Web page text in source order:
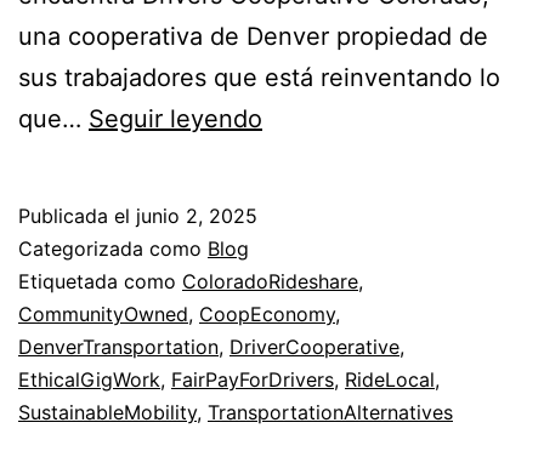
una cooperativa de Denver propiedad de
sus trabajadores que está reinventando lo
que… Seguir leyendo
Co-
op
is
Driving
Publicada el junio 2, 2025
Categorizada como Blog
Etiquetada como ColoradoRideshare,
CommunityOwned, CoopEconomy,
DenverTransportation, DriverCooperative,
EthicalGigWork, FairPayForDrivers, RideLocal,
SustainableMobility, TransportationAlternatives